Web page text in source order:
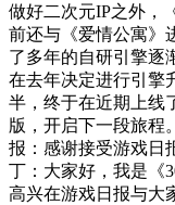
做好二次元IP之外，
前还与《爱情公寓》
了多年的自研引擎逐
在去年决定进行引擎
半，终于在近期上线
版，开启下一段旅程
报：感谢接受游戏日
丁：大家好，我是《
高兴在游戏日报与大